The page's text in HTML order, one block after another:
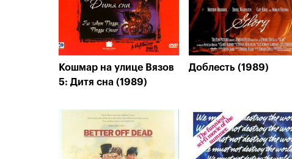
Кошмар на улице Вязов
5: Дитя сна (1989)
Доблесть (1989)